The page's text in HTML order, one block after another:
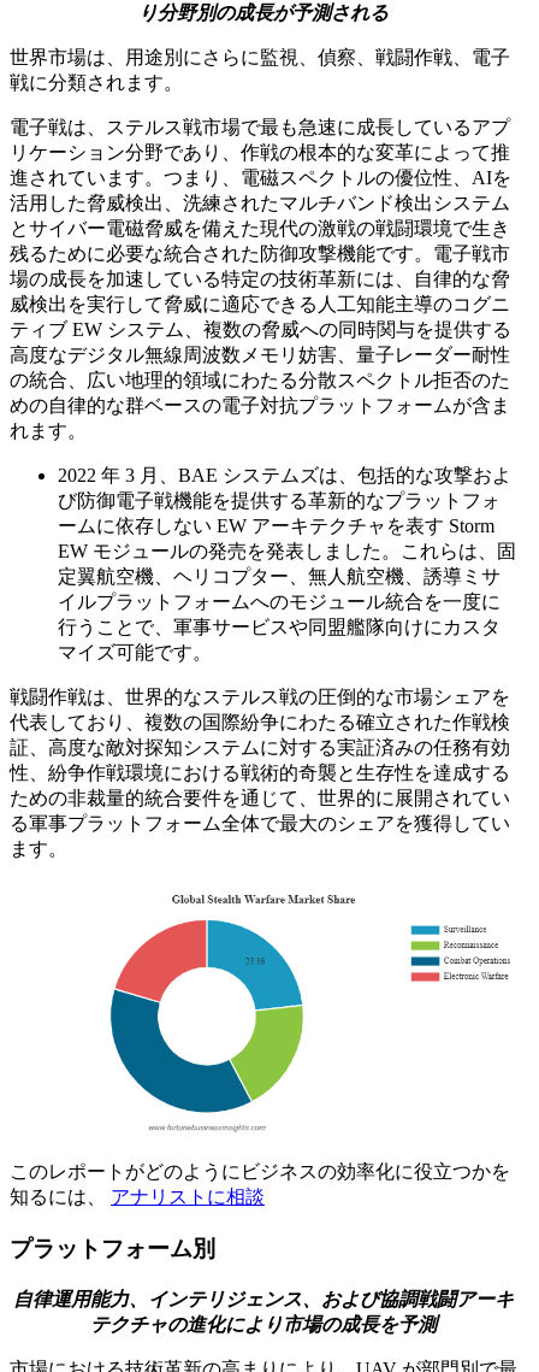
り分野別の成長が予測される
世界市場は、用途別にさらに監視、偵察、戦闘作戦、電子
戦に分類されます。
電子戦は、ステルス戦市場で最も急速に成長しているアプ
リケーション分野であり、作戦の根本的な変革によって推
進されています。つまり、電磁スペクトルの優位性、AIを
活用した脅威検出、洗練されたマルチバンド検出システム
とサイバー電磁脅威を備えた現代の激戦の戦闘環境で生き
残るために必要な統合された防御攻撃機能です。電子戦市
場の成長を加速している特定の技術革新には、自律的な脅
威検出を実行して脅威に適応できる人工知能主導のコグニ
ティブ EW システム、複数の脅威への同時関与を提供する
高度なデジタル無線周波数メモリ妨害、量子レーダー耐性
の統合、広い地理的領域にわたる分散スペクトル拒否のた
めの自律的な群ベースの電子対抗プラットフォームが含ま
れます。
2022 年 3 月、BAE システムズは、包括的な攻撃およ
び防御電子戦機能を提供する革新的なプラットフォ
ームに依存しない EW アーキテクチャを表す Storm
EW モジュールの発売を発表しました。これらは、固
定翼航空機、ヘリコプター、無人航空機、誘導ミサ
イルプラットフォームへのモジュール統合を一度に
行うことで、軍事サービスや同盟艦隊向けにカスタ
マイズ可能です。
戦闘作戦は、世界的なステルス戦の圧倒的な市場シェアを
代表しており、複数の国際紛争にわたる確立された作戦検
証、高度な敵対探知システムに対する実証済みの任務有効
性、紛争作戦環境における戦術的奇襲と生存性を達成する
ための非裁量的統合要件を通じて、世界的に展開されてい
る軍事プラットフォーム全体で最大のシェアを獲得してい
ます。
このレポートがどのようにビジネスの効率化に役立つかを
知るには、 アナリストに相談
プラットフォーム別
自律運用能力、インテリジェンス、および協調戦闘アーキ
テクチャの進化により市場の成長を予測